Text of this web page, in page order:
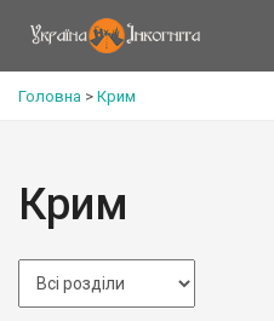
Головна > Крим
Крим